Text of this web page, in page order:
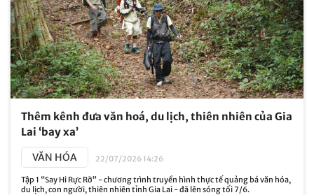
Thêm kênh đưa văn hoá, du lịch, thiên nhiên của Gia
Lai ‘bay xa’
VĂN HÓA 22/07/2026 14:26
Tập 1 “Say Hi Rực Rỡ” - chương trình truyền hình thực tế quảng bá văn hóa,
du lịch, con người, thiên nhiên tỉnh Gia Lai - đã lên sóng tối 7/6.